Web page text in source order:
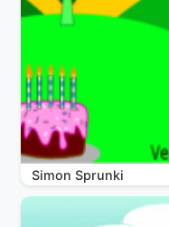
Simon Sprunki